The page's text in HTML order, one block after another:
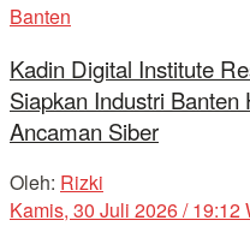
Banten
Kadin Digital Institute
Siapkan Industri
Ancaman Siber
Oleh: Rizki
Kamis, 30 Juli 2026 / 19:12